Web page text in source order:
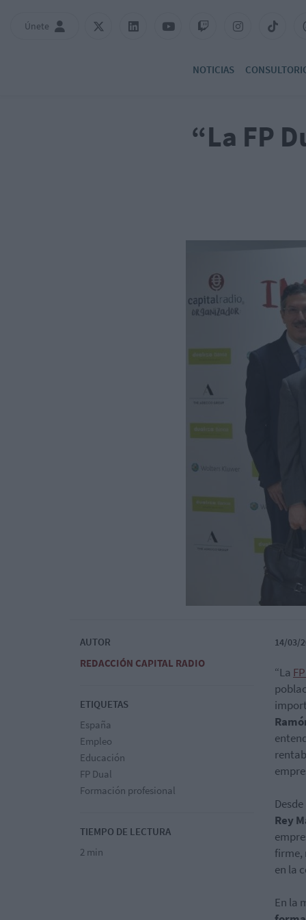
Únete
NOTICIAS
“La FP
AUTOR
REDACCIÓN CAPITAL RADIO
ETIQUETAS
España
Empleo
Educación
FP Dual
Formación profesional
TIEMPO DE LECTURA
2 min
14/03/
“La
Desde
Rey
firme,
en la
En la